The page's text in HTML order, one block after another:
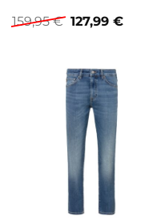
159,95€
Preis
127,99 €